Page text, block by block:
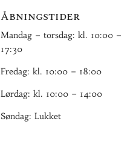
Åbningstider
Mandag – torsdag: kl. 10:00 –
17:30
Fredag: kl. 10:00 – 18:00
Lørdag: kl. 10:00 – 14:00
Søndag: Lukket